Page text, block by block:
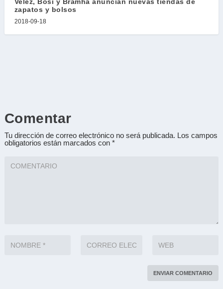
Velez, Bosi y Bramha anuncian nuevas tiendas de
zapatos y bolsos
2018-09-18
Comentar
Tu dirección de correo electrónico no será publicada. Los campos
obligatorios están marcados con *